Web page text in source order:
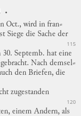
Oct., wird in fran⸗
Siege die Sache der
115
Septemb. hat eine
Nach demsel⸗
den Briefen, die
zugestanden
120
einem Andern, als